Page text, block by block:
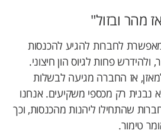
מהר ובזול"
לחברות להגיע להכנסות
פחות לגיוס הון חיצוני.
אז החברה מגיעה לבשלות
נבנית רק מכספי משקיעים. אנחנו
שהתחילו ליהנות מהכנסות, וכך
טימור.